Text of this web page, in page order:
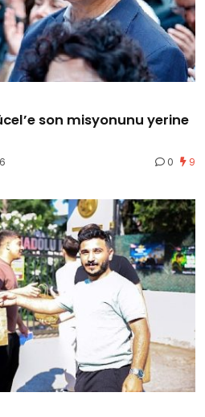
son misyonunu yerine
0 9